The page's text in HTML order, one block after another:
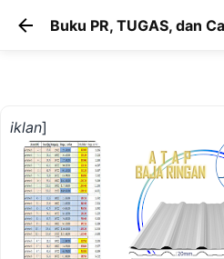
Langsung ke
Buku PR, TUGAS, dan
iklan]